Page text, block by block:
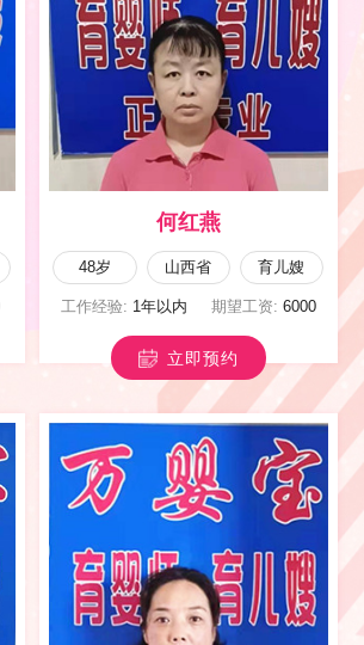
饶宪平
47岁 河南省 育儿嫂
工作经验:3-5年 期望工资: 7000
立即预约